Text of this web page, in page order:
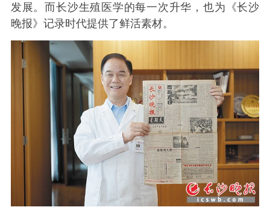
发展。而长沙生殖医学的每一次升华，也为《长沙
晚报》记录时代提供了鲜活素材。